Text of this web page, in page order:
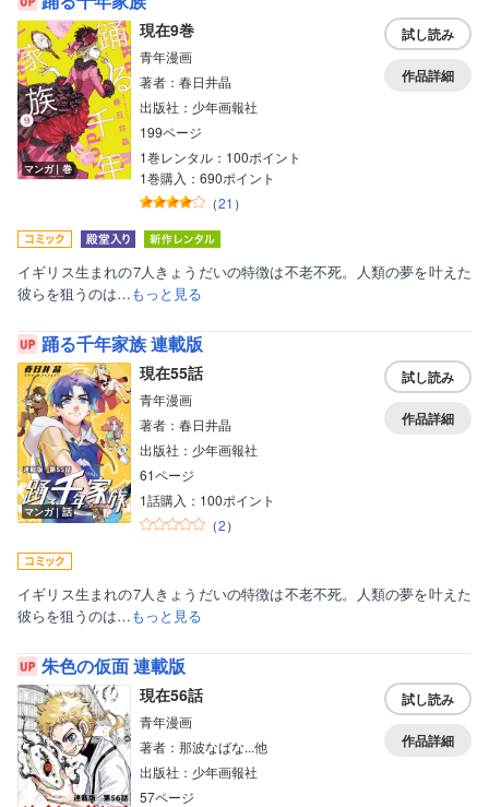
マンガ｜巻
現在9巻
青年漫画
著者：春日井晶
出版社：少年画報社
199ページ
1巻レンタル：100ポイント
1巻購入：690ポイント
（21 ）
試し読み
作品詳細
イギリス生まれの7人きょうだいの特徴は不老不死。人類の夢を叶えた
彼らを狙うのは…もっと見る
踊る千年家族 連載版
マンガ｜話
現在55話
青年漫画
著者：春日井晶
出版社：少年画報社
61ページ
1話購入：100ポイント
（2）
試し読み
作品詳細
イギリス生まれの7人きょうだいの特徴は不老不死。人類の夢を叶えた
彼らを狙うのは…もっと見る
朱色の仮面 連載版
現在56話
青年漫画
著者：那波なばな...他
出版社：少年画報社
57ページ
試し読み
作品詳細